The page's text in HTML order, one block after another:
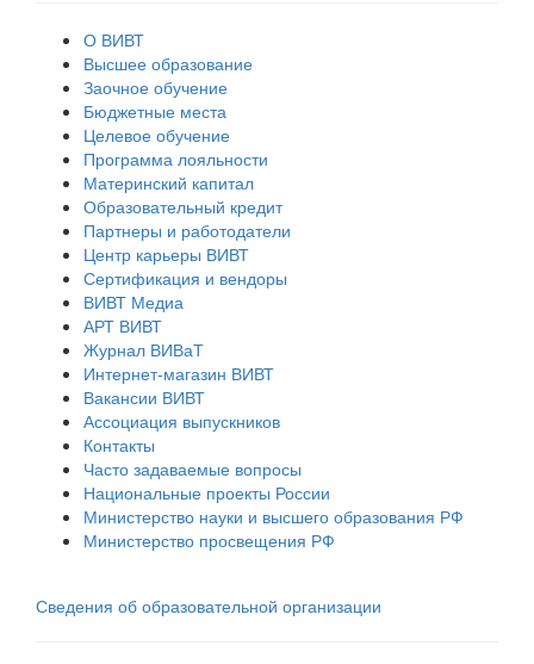
О ВИВТ
Высшее образование
Заочное обучение
Бюджетные места
Целевое обучение
Программа лояльности
Материнский капитал
Образовательный кредит
Партнеры и работодатели
Центр карьеры ВИВТ
Сертификация и вендоры
ВИВТ Медиа
АРТ ВИВТ
Журнал ВИВаТ
Интернет-магазин ВИВТ
Вакансии ВИВТ
Ассоциация выпускников
Контакты
Часто задаваемые вопросы
Национальные проекты России
Министерство науки и высшего образования РФ
Министерство просвещения РФ
Сведения об образовательной организации